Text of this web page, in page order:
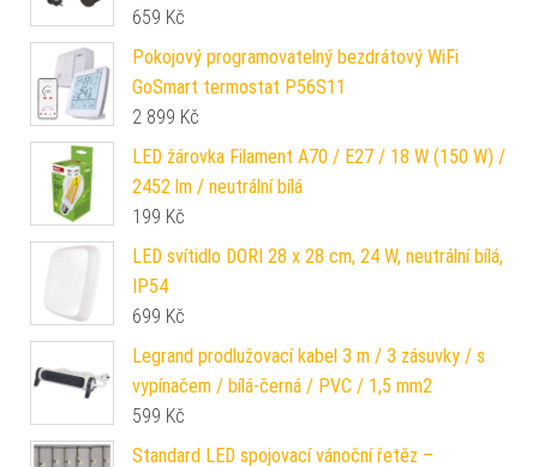
659 Kč
Pokojový programovatelný bezdrátový WiFi
GoSmart termostat P56S11
2 899 Kč
LED žárovka Filament A70 / E27 / 18 W (150 W) /
2452 lm / neutrální bílá
199 Kč
LED svítidlo DORI 28 x 28 cm, 24 W, neutrální bílá,
IP54
699 Kč
Legrand prodlužovací kabel 3 m / 3 zásuvky / s
vypínačem / bílá-černá / PVC / 1,5 mm2
599 Kč
Standard LED spojovací vánoční řetěz –